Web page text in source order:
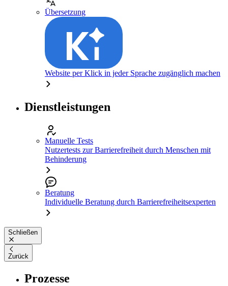
Übersetzung
Website per Klick in jeder Sprache zugänglich machen
Dienstleistungen
Manuelle Tests
Nutzertests zur Barrierefreiheit durch Menschen mit
Behinderung
Beratung
Individuelle Beratung durch Barrierefreiheitsexperten
Schließen
Zurück
Prozesse